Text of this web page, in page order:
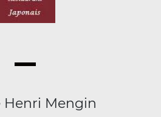
Henri Mengin